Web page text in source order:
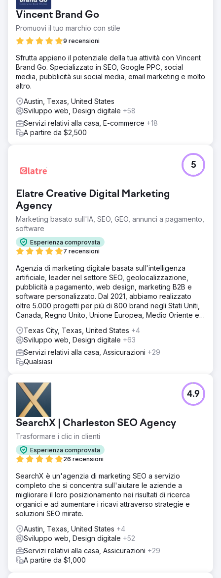
Vincent Brand Go
Promuovi il tuo marchio con stile
9 recensioni
Sfrutta appieno il potenziale della tua attività con Vincent
Brand Go. Specializzato in SEO, Google PPC, social
media, pubblicità sui social media, email marketing e molto
altro.
Austin, Texas, United States
Sviluppo web, Design digitale +58
Servizi relativi alla casa, E-commerce +18
A partire da $2,500
Elatre Creative Digital Marketing
Agency
Marketing basato sull'IA, SEO, GEO, annunci a pagamento,
software
Esperienza comprovata
7 recensioni
5
Agenzia di marketing digitale basata sull'intelligenza
artificiale, leader nel settore SEO, geolocalizzazione,
pubblicità a pagamento, web design, marketing B2B e
software personalizzato. Dal 2021, abbiamo realizzato
oltre 5.000 progetti per più di 800 brand negli Stati Uniti,
Canada, Regno Unito, Unione Europea, Medio Oriente e
Texas City, Texas, United States +4
Sviluppo web, Design digitale +63
Servizi relativi alla casa, Assicurazioni +29
Qualsiasi
SearchX | Charleston SEO Agency
Trasformare i clic in clienti
Esperienza comprovata
26 recensioni
4.9
SearchX è un'agenzia di marketing SEO a servizio
completo che si concentra sull'aiutare le aziende a
migliorare il loro posizionamento nei risultati di ricerca
organici e ad aumentare i ricavi attraverso strategie e
soluzioni SEO mirate.
Austin, Texas, United States +4
Sviluppo web, Design digitale +52
Servizi relativi alla casa, Assicurazioni +29
A partire da $1,000